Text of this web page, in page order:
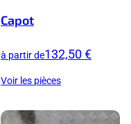
Capot
à partir de132,50 €
Voir les pièces